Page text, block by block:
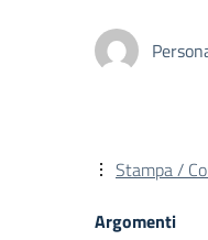
Stampa /
Argomenti